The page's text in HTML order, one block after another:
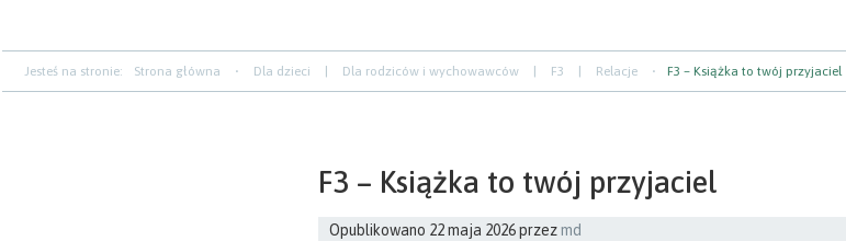
Jesteś na stronie: Strona główna Dla dzieci Dla rodziców i wychowawców F3 Relacje F3 – Książka to twój przyjaciel
F3 – Książka to twój przyjaciel
Opublikowano 22 maja 2026przezmd